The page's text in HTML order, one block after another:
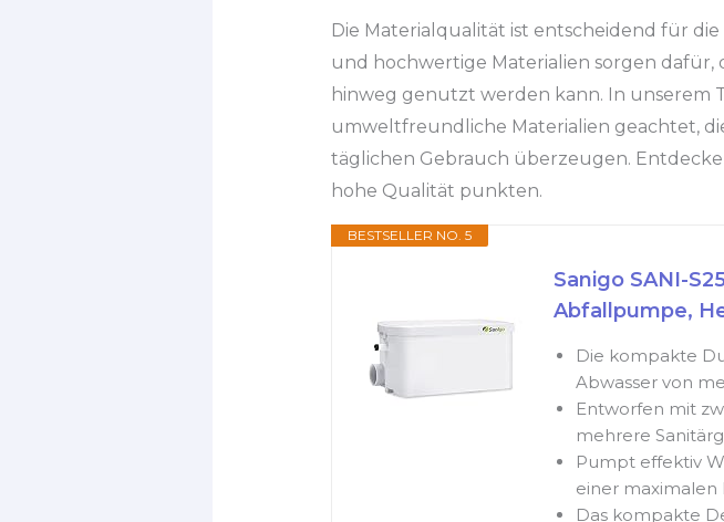
Die Materialqualität ist entscheidend für
und hochwertige Materialien sorgen
hinweg genutzt werden kann. In unserem
umweltfreundliche Materialien geachtet,
täglichen Gebrauch überzeugen.
hohe Qualität punkten.
BESTSELLER NO. 5
Sanigo SANI-
Abfallpumpe,
Die kompakte
Abwasser von
Entworfen mit
mehrere
Pumpt effektiv
einer maximalen
Das kompakte